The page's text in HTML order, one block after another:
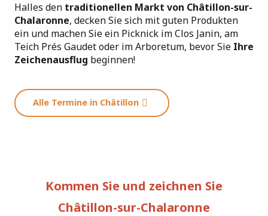
Halles den traditionellen Markt von Châtillon-sur-
Chalaronne, decken Sie sich mit guten Produkten
ein und machen Sie ein Picknick im Clos Janin, am
Teich Prés Gaudet oder im Arboretum, bevor Sie Ihre
Zeichenausflug beginnen!
Alle Termine in Châtillon
Kommen Sie und zeichnen Sie
Châtillon-sur-Chalaronne